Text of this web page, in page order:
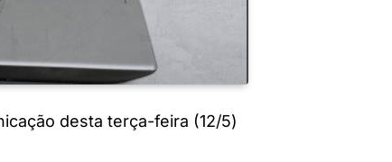
desta terça-feira (12/5)